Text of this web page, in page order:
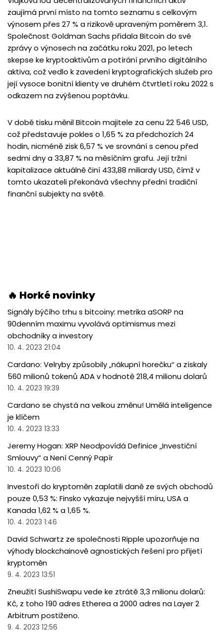
zaujímá první místo na tomto seznamu s celkovým
výnosem přes 27 % a rizikově upraveným poměrem 3,1.
Společnost Goldman Sachs přidala Bitcoin do své
zprávy o výnosech na začátku roku 2021, po letech
skepse ke kryptoaktivům a potírání prvního digitálního
aktiva, což vedlo k zavedení kryptografických služeb pro
její vysoce bonitní klienty ve druhém čtvrtletí roku 2022 s
odkazem na zvýšenou poptávku.
V době tisku měnil Bitcoin majitele za cenu 22 546 USD,
což představuje pokles o 1,65 % za předchozích 24
hodin, nicméně zisk 6,57 % ve srovnání s cenou před
sedmi dny a 33,87 % na měsíčním grafu. Její tržní
kapitalizace aktuálně činí 433,88 miliardy USD, čímž v
tomto ukazateli překonává všechny přední tradiční
finanční subjekty na světě.
🔥 Horké novinky
Signály býčího trhu s bitcoiny: metrika aSORP na
90denním maximu vyvolává optimismus mezi
obchodníky a investory
10. 4. 2023 21:04
Cardano: Velryby způsobily „nákupní horečku“ a získaly
560 milionů tokenů ADA v hodnotě 218,4 milionu dolarů
10. 4. 2023 19:39
Cardano se chystá na velkou změnu! Umělá inteligence
je klíčem
10. 4. 2023 13:33
Jeremy Hogan: XRP Neodpovídá Definice „Investiční
Smlouvy“ a Není Cenný Papír
10. 4. 2023 10:06
Investoři do kryptoměn zaplatili daně ze svých obchodů
pouze 0,53 %: Finsko vykazuje nejvyšší míru, USA a
Kanada 1,62 % a 1,65 %.
10. 4. 2023 1:46
David Schwartz ze společnosti Ripple upozorňuje na
výhody blockchainově agnostických řešení pro přijetí
kryptoměn
9. 4. 2023 13:51
Zneužití SushiSwapu vede ke ztrátě 3,3 milionu dolarů:
Kč, z toho 190 adres Etherea a 2000 adres na Layer 2
Arbitrum postiženo.
9. 4. 2023 12:56